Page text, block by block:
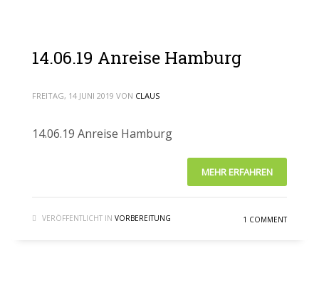
14.06.19 Anreise Hamburg
FREITAG, 14 JUNI 2019 VON CLAUS
14.06.19 Anreise Hamburg
MEHR ERFAHREN
VERÖFFENTLICHT IN VORBEREITUNG 1 COMMENT